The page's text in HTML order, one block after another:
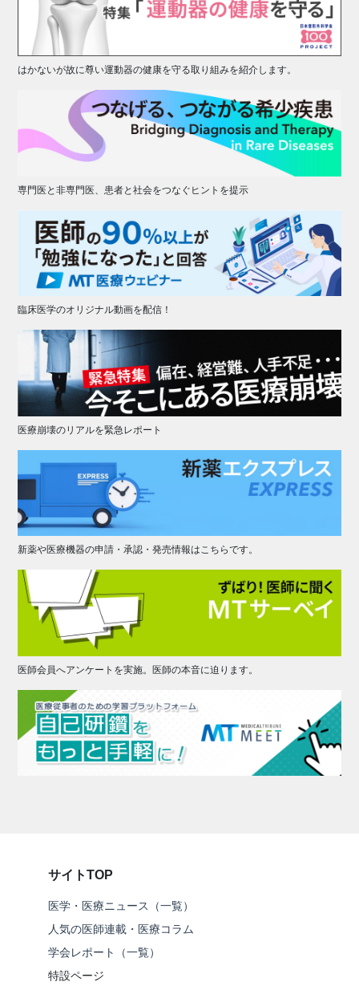
はかないが故に尊い運動器の健康を守る取り組みを紹介します。
専門医と非専門医、患者と社会をつなぐヒントを提示
臨床医学のオリジナル動画を配信！
医療崩壊のリアルを緊急レポート
新薬や医療機器の申請・承認・発売情報はこちらです。
医師会員へアンケートを実施。医師の本音に迫ります。
サイトTOP
医学・医療ニュース（一覧）
人気の医師連載・医療コラム
学会レポート（一覧）
特設ページ